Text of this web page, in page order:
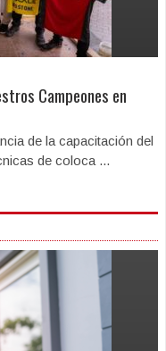
Campeones en
de la capacitación del
de coloca ...